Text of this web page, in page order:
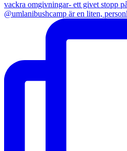
@umlanibushcamp är en liten,